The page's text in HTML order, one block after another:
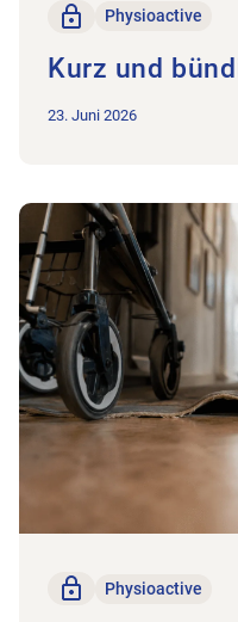
Nur für Mitglieder
Physioactive
Kurz und
23. Juni 2026
Nur für Mitglieder
Physioactive
Zum Beitrag Praktische